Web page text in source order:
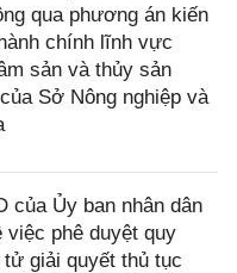
qua phương án kiến
chính lĩnh vực
sản và thủy sản
Sở Nông nghiệp và
của Ủy ban nhân dân
việc phê duyệt quy
giải quyết thủ tục